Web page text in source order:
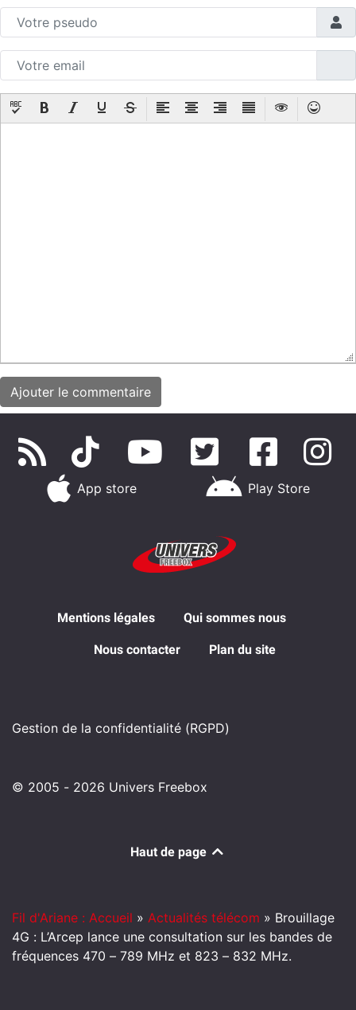
App store Play Store
Mentions légales Qui sommes nous
Nous contacter Plan du site
Gestion de la confidentialité (RGPD)
© 2005 - 2026 Univers Freebox
Haut de page
Fil d'Ariane : Accueil » Actualités télécom » Brouillage
4G : L’Arcep lance une consultation sur les bandes de
fréquences 470 – 789 MHz et 823 – 832 MHz.